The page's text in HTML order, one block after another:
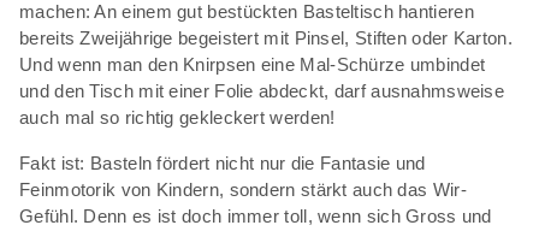
machen: An einem gut bestückten Basteltisch hantieren
bereits Zweijährige begeistert mit Pinsel, Stiften oder Karton.
Und wenn man den Knirpsen eine Mal-Schürze umbindet
und den Tisch mit einer Folie abdeckt, darf ausnahmsweise
auch mal so richtig gekleckert werden!
Fakt ist: Basteln fördert nicht nur die Fantasie und
Feinmotorik von Kindern, sondern stärkt auch das Wir-
Gefühl. Denn es ist doch immer toll, wenn sich Gross und